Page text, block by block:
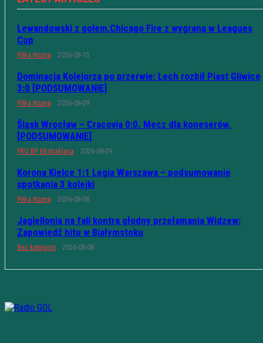
Lewandowski z golem,Chicago Fire z wygraną w Leagues
Cup
Piłka Nożna 2026-08-10
Dominacja Kolejorza po przerwie: Lech rozbił Piast Gliwice
3:0 [PODSUMOWANIE]
Piłka Nożna 2026-08-09
Śląsk Wrocław – Cracovia 0:0. Mecz dla koneserów.
[PODSUMOWANIE]
PKO BP Ekstraklasa 2026-08-09
Korona Kielce 1:1 Legia Warszawa – podsumowanie
spotkania 3 kolejki
Piłka Nożna 2026-08-08
Jagiellonia na fali kontra głodny przełamania Widzew:
Zapowiedź hitu w Białymstoku
Bez kategorii 2026-08-08